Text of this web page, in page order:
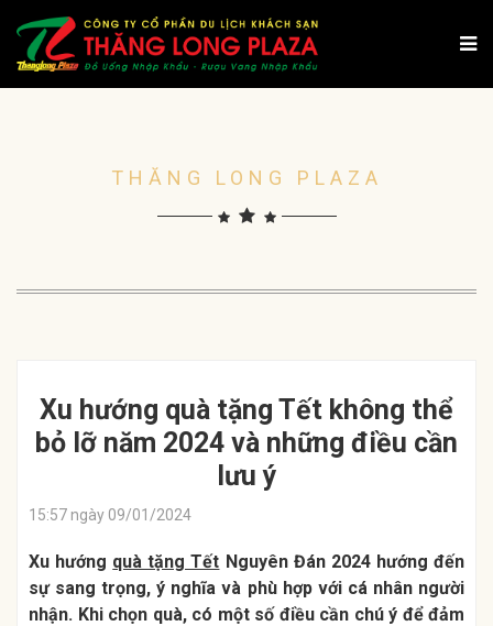
THĂNG LONG PLAZA
Xu hướng quà tặng Tết không thể
bỏ lỡ năm 2024 và những điều cần
lưu ý
15:57 ngày 09/01/2024
Xu hướng quà tặng Tết Nguyên Đán 2024 hướng đến
sự sang trọng, ý nghĩa và phù hợp với cá nhân người
nhận. Khi chọn quà, có một số điều cần chú ý để đảm